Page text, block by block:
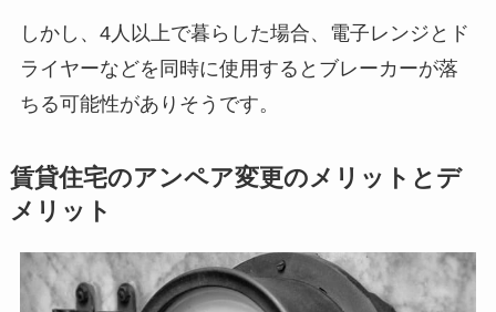
しかし、4人以上で暮らした場合、電子レンジとド
ライヤーなどを同時に使用するとブレーカーが落
ちる可能性がありそうです。
賃貸住宅のアンペア変更のメリットとデ
メリット